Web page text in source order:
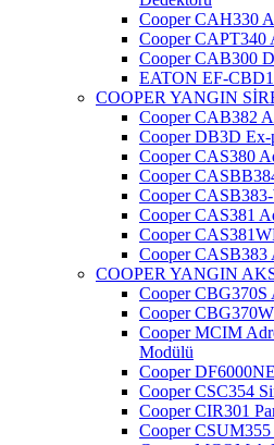
Cooper CAH330
Cooper CAPT340
Cooper CAB300
EATON EF-
COOPER YANGIN
Cooper CAB382
Cooper DB3D Ex-
Cooper CAS380
Cooper
Cooper
Cooper CAS381
Cooper
Cooper CASB383
COOPER YANGIN
Cooper CBG370S
Cooper
Cooper MCIM
Modülü
Cooper
Cooper CSC354
Cooper CIR301
Cooper